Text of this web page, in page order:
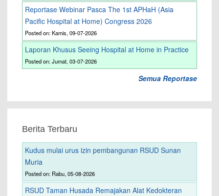
Reportase Webinar Pasca The 1st APHaH (Asia
Pacific Hospital at Home) Congress 2026
Posted on: Kamis, 09-07-2026
Laporan Khusus Seeing Hospital at Home in Practice
Posted on: Jumat, 03-07-2026
Semua Reportase
Berita Terbaru
Kudus mulai urus izin pembangunan RSUD Sunan
Muria
Posted on: Rabu, 05-08-2026
RSUD Taman Husada Remajakan Alat Kedokteran